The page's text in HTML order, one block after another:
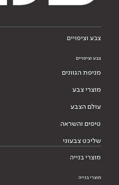
צבע וציפויים
צבע וציפויים
מניפת הגוונים
מוצרי צבע
עולם הצבע
טיפים והשראה
שליכט צבעוני
מוצרי בנייה
מוצרי בנייה